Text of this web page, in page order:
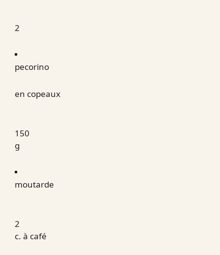
2
pecorino
en copeaux
150
g
moutarde
2
c. à café